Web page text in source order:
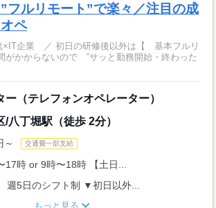
フルリモート”で楽々／注目の成
ペ
後以外は【 基本フルリ
ー（テレフォンオペレーター）
八丁堀駅（徒歩 2分）
～ 交通費一部支給
17時 or 9時〜18時 【土日...
週5日のシフト制 ▼初日以外...
もっと見る